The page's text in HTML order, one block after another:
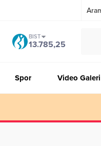
BIST
13.785,25
Spor Video Galeri